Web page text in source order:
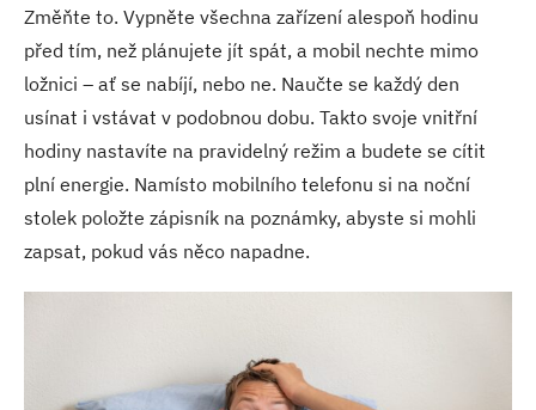
Změňte to. Vypněte všechna zařízení alespoň hodinu
před tím, než plánujete jít spát, a mobil nechte mimo
ložnici – ať se nabíjí, nebo ne. Naučte se každý den
usínat i vstávat v podobnou dobu. Takto svoje vnitřní
hodiny nastavíte na pravidelný režim a budete se cítit
plní energie. Namísto mobilního telefonu si na noční
stolek položte zápisník na poznámky, abyste si mohli
zapsat, pokud vás něco napadne.